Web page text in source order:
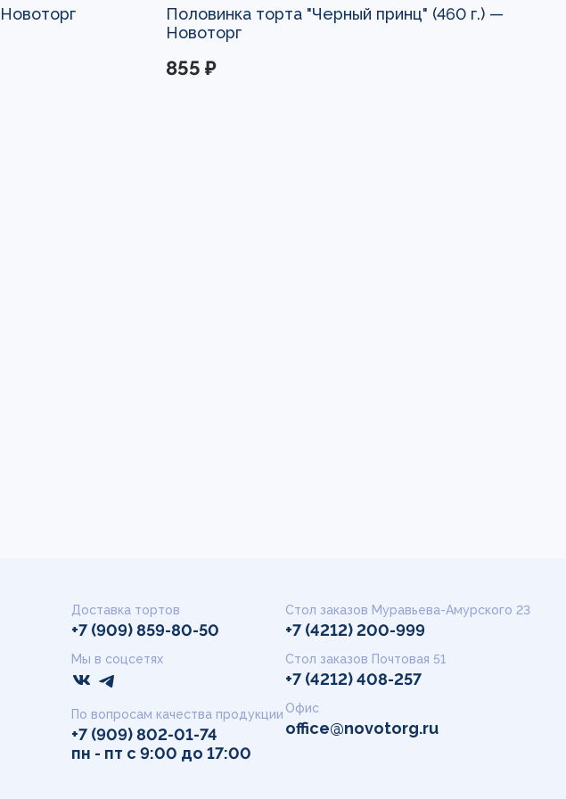
Новоторг
Половинка торта "Черный принц" (460 г.) —
Новоторг
855 ₽
Доставка тортов
+7 (909) 859-80-50
Мы в соцсетях
По вопросам качества продукции
+7 (909) 802-01-74
пн - пт с 9:00 до 17:00
Стол заказов Муравьева-Амурского 23
+7 (4212) 200-999
Стол заказов Почтовая 51
+7 (4212) 408-257
Офис
office@novotorg.ru